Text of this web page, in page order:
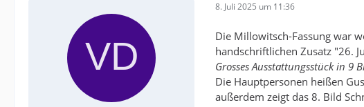
8. Juli 2025 um 11:36
Die Millowitsch-Fassung war
handschriftlichen Zusatz "26.
Grosses Ausstattungsstück in 9
Die Hauptpersonen heißen
außerdem zeigt das 8. Bild